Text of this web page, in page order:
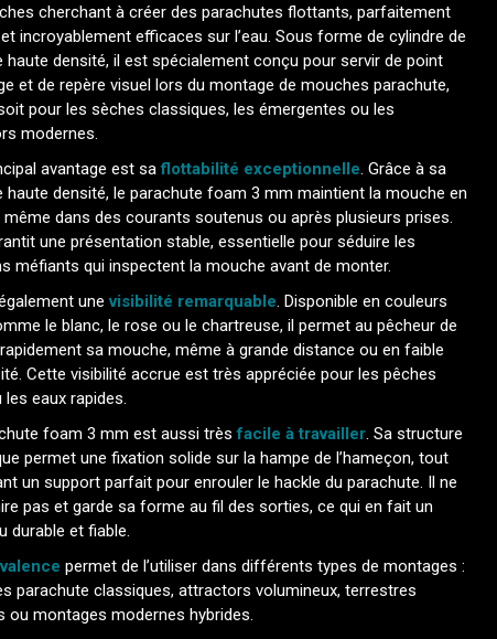
cherchant à créer des parachutes flottants, parfaitement
incroyablement efficaces sur l’eau. Sous forme de cylindre de
haute densité, il est spécialement conçu pour servir de point
et de repère visuel lors du montage de mouches parachute,
pour les sèches classiques, les émergentes ou les
modernes.
avantage est saflottabilité exceptionnelle. Grâce à sa
haute densité, le parachute foam 3 mm maintient la mouche en
dans des courants soutenus ou après plusieurs prises.
une présentation stable, essentielle pour séduire les
méfiants qui inspectent la mouche avant de monter.
unevisibilité remarquable. Disponible en couleurs
le blanc, le rose ou le chartreuse, il permet au pêcheur de
sa mouche, même à grande distance ou en faible
Cette visibilité accrue est très appréciée pour les pêches
les eaux rapides.
foam 3 mm est aussi trèsfacile à travailler. Sa structure
permet une fixation solide sur la hampe de l’hameçon, tout
un support parfait pour enrouler le hackle du parachute. Il ne
pas et garde sa forme au fil des sorties, ce qui en fait un
durable et fiable.
permet de l’utiliser dans différents types de montages :
parachute classiques, attractors volumineux, terrestres
ou montages modernes hybrides.